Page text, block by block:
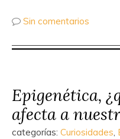
Sin comentarios
Epigenética,
afecta a
categorías: Curiosidades,